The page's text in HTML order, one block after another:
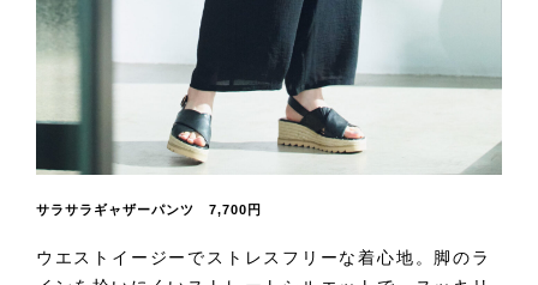
サラサラギャザーパンツ 7,700円
ウエストイージーでストレスフリーな着心地。脚のラ